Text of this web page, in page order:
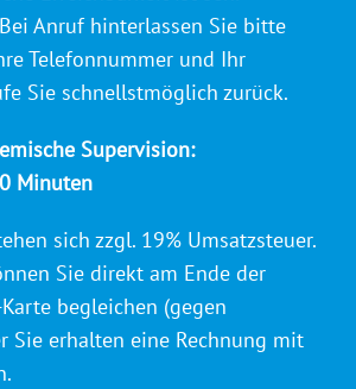
Anruf hinterlassen Sie bitte
Telefonnummer und Ihr
Sie schnellstmöglich zurück.
Supervision:
Minuten
sich zzgl. 19% Umsatzsteuer.
Sie direkt am Ende der
begleichen (gegen
Sie erhalten eine Rechnung mit